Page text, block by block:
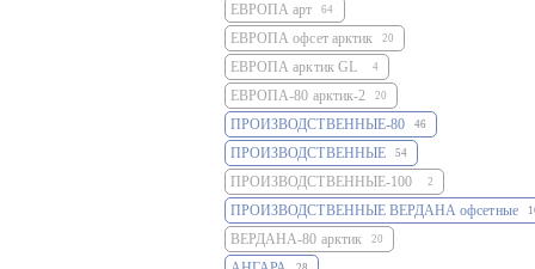
ЕВРОПА арт 64
ЕВРОПА офсет арктик 20
ЕВРОПА арктик GL 4
ЕВРОПА-80 арктик-2 20
ПРОИЗВОДСТВЕННЫЕ-80 46
ПРОИЗВОДСТВЕННЫЕ 54
ПРОИЗВОДСТВЕННЫЕ-100 2
ПРОИЗВОДСТВЕННЫЕ ВЕРДАНА офсетные
ВЕРДАНА-80 арктик 20